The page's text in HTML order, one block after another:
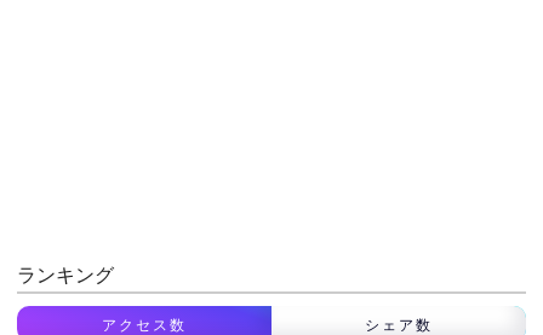
ランキング
アクセス数 シェア数